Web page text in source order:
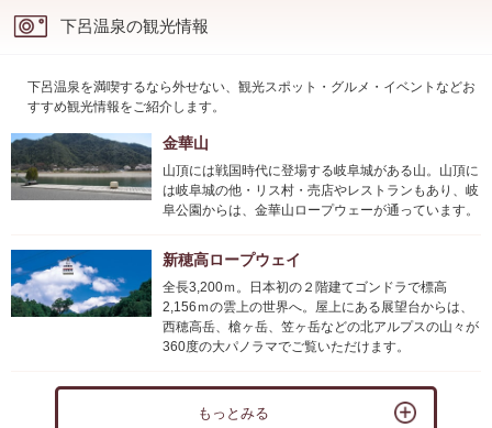
下呂温泉の観光情報
下呂温泉を満喫するなら外せない、観光スポット・グルメ・イベントなどお
すすめ観光情報をご紹介します。
金華山
山頂には戦国時代に登場する岐阜城がある山。山頂に
は岐阜城の他・リス村・売店やレストランもあり、岐
阜公園からは、金華山ロープウェーが通っています。
新穂高ロープウェイ
全長3,200ｍ。日本初の２階建てゴンドラで標高
2,156ｍの雲上の世界へ。屋上にある展望台からは、
西穂高岳、槍ヶ岳、笠ヶ岳などの北アルプスの山々が
360度の大パノラマでご覧いただけます。
もっとみる